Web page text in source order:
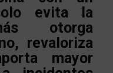
evita la
otorga
revaloriza
mayor